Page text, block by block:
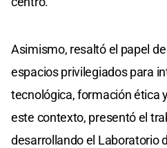
Asimismo, resaltó el papel
espacios privilegiados para
tecnológica, formación ética
este contexto, presentó el
desarrollando el Laboratorio